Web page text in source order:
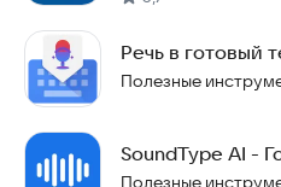
Очистка текста с
Мультиязычность
Автоматическое определение
Речь в готовый
Полезные
SoundType AI -
Полезные